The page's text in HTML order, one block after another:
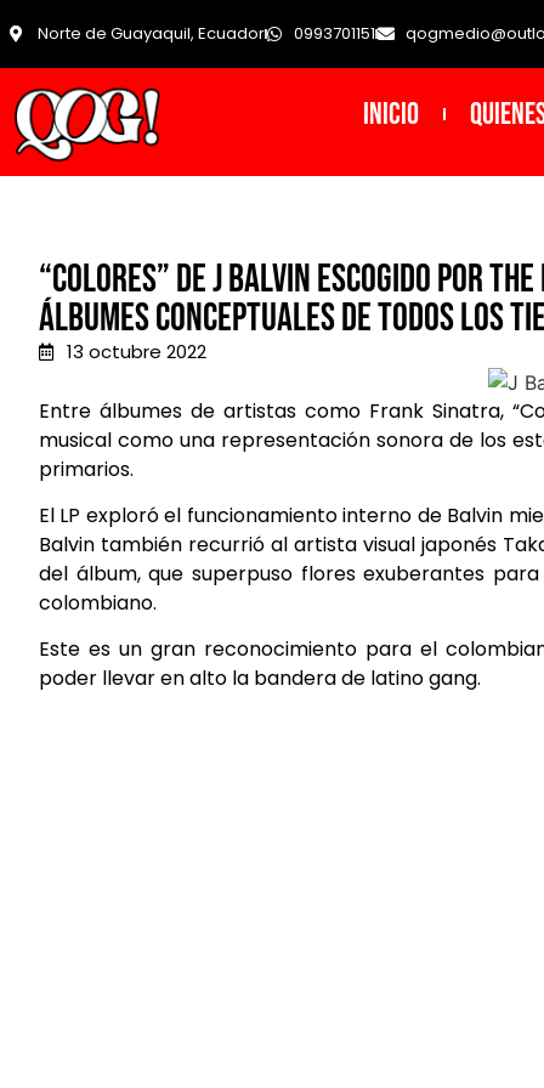
Norte de Guayaquil, Ecuador 0993701151
INICIO
“Colores” de J Balvin escogido por
álbumes conceptuales de todos los
13 octubre 2022
Entre álbumes de artistas como Frank Sinatra,
musical como una representación sonora de los
primarios.
El LP exploró el funcionamiento interno de Balvin
Balvin también recurrió al artista visual japonés
del álbum, que superpuso flores exuberantes
colombiano.
Este es un gran reconocimiento para el
poder llevar en alto la bandera de latino gang.